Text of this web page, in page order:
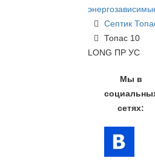
Септик
Топас 10
LONG ПР УС
Мы в
сетях: